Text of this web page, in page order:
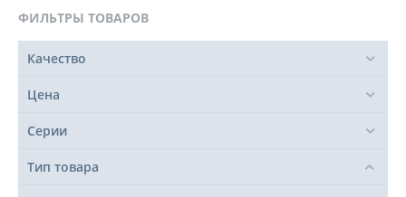
ФИЛЬТРЫ ТОВАРОВ
Качество
Цена
Серии
Тип товара